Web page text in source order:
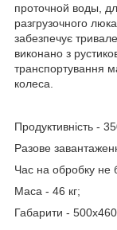
проточной воды,
разгрузочного люка.
забезпечує
виконано з
транспортування
колеса.
Продуктивність -
Разове
Час на обробку не
Маса - 46 кг;
Габарити -